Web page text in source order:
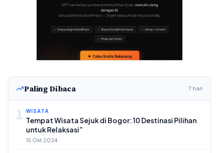
Paling Dibaca 7 hari
1 WISATA
Tempat Wisata Sejuk di Bogor: 10 Destinasi Pilihan
untuk Relaksasi”
15 Okt 2024